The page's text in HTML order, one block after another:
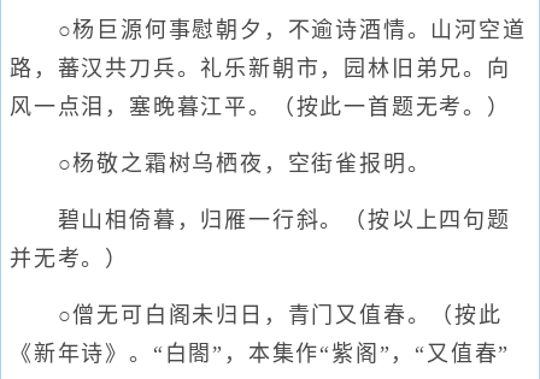
○杨巨源何事慰朝夕，不逾诗酒情。山河空道
路，蕃汉共刀兵。礼乐新朝市，园林旧弟兄。向
风一点泪，塞晚暮江平。（按此一首题无考。）
○杨敬之霜树乌栖夜，空街雀报明。
碧山相倚暮，归雁一行斜。（按以上四句题
并无考。）
○僧无可白阁未归日，青门又值春。（按此
《新年诗》。“白閤”，本集作“紫阁”，“又值春”